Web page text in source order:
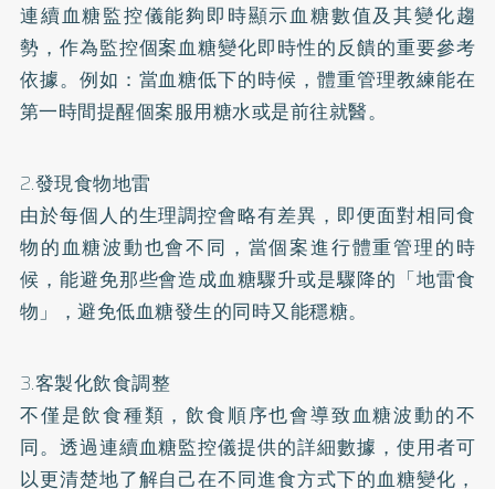
連續血糖監控儀能夠即時顯示血糖數值及其變化趨
勢，作為監控個案血糖變化即時性的反饋的重要參考
依據。例如：當血糖低下的時候，體重管理教練能在
第一時間提醒個案服用糖水或是前往就醫。
2.發現食物地雷
由於每個人的生理調控會略有差異，即便面對相同食
物的血糖波動也會不同，當個案進行體重管理的時
候，能避免那些會造成血糖驟升或是驟降的「地雷食
物」，避免低血糖發生的同時又能穩糖。
3.客製化飲食調整
不僅是飲食種類，飲食順序也會導致血糖波動的不
同。透過連續血糖監控儀提供的詳細數據，使用者可
以更清楚地了解自己在不同進食方式下的血糖變化，